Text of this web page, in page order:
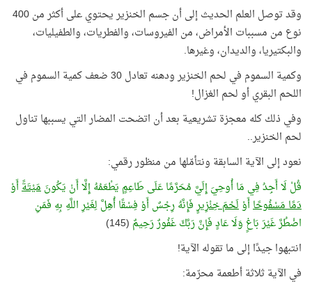
وقد توصل العلم الحديث إلى أن جسم الخنزير يحتوي على أكثر من 400
نوع من مسببات الأمراض، من الفيروسات، والفطريات، والطفيليات،
والبكتيريا، والديدان، وغيرها.
وكمية السموم في لحم الخنزير ودهنه تعادل 30 ضعف كمية السموم في
اللحم البقري أو لحم الغزال!
وفي ذلك كله معجزة تشريعية بعد أن اتضحت المضار التي يسببها تناول
لحم الخنزير..
نعود إلى الآية السابقة ونتأمّلها من منظور رقمي:
قُلْ لَا أَجِدُ فِي مَا أُوحِيَ إِلَيَّ مُحَرَّمًا عَلَى طَاعِمٍ يَطْعَمُهُ إِلَّا أَنْ يَكُونَمَيْتَةًأَوْ
دَمًا مَسْفُوحًاأَوْلَحْمَ خِنْزِيرٍفَإِنَّهُ رِجْسٌ أَوْ فِسْقًا أُهِلَّ لِغَيْرِ اللَّهِ بِهِ فَمَنِ
اضْطُرَّ غَيْرَ بَاغٍ وَلَا عَادٍ فَإِنَّ رَبَّكَ غَفُورٌ رَحِيمٌ (145)
انتبهوا جيدًا إلى ما تقوله الآية!
في الآية ثلاثة أطعمة محرّمة: